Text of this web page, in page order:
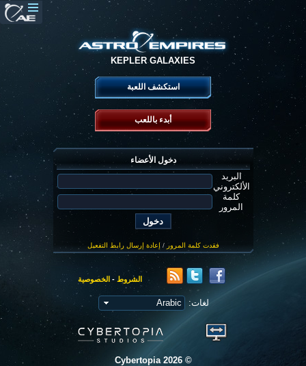
KEPLER GALAXIES
استكشف اللعبة
أبدء باللعب
دخول الأعضاء
البريد
الألكتروني
كلمة
المرور
فقدت كلمة المرور / إعادة إرسال رابط التفعيل
الشروط -الخصوصية
لغات:
© 2026 Cybertopia